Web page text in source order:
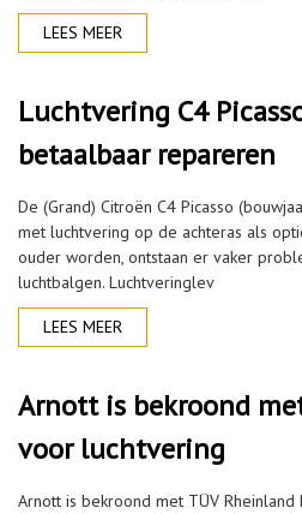
LEES MEER
Luchtvering C4
betaalbaar repareren
De (Grand) Citroën C4 Picasso
met luchtvering op de achteras als
ouder worden, ontstaan er vaker
luchtbalgen. Luchtveringlev
LEES MEER
Arnott is bekroond
voor luchtvering
Arnott is bekroond met TÜV Rheinland